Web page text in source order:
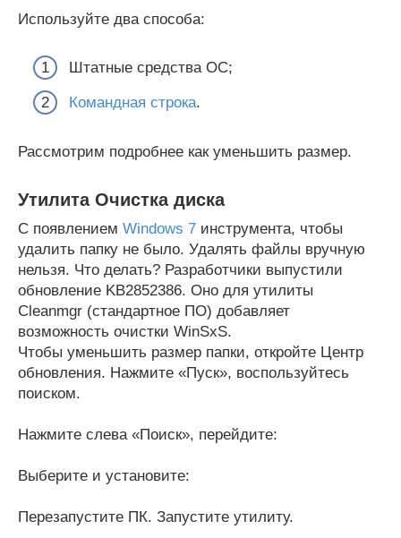
Используйте два способа:
Штатные средства ОС;
Командная строка.
Рассмотрим подробнее как уменьшить размер.
Утилита Очистка диска
С появлением Windows 7 инструмента, чтобы
удалить папку не было. Удалять файлы вручную
нельзя. Что делать? Разработчики выпустили
обновление KB2852386. Оно для утилиты
Cleanmgr (стандартное ПО) добавляет
возможность очистки WinSxS.
Чтобы уменьшить размер папки, откройте Центр
обновления. Нажмите «Пуск», воспользуйтесь
поиском.
Нажмите слева «Поиск», перейдите:
Выберите и установите:
Перезапустите ПК. Запустите утилиту.